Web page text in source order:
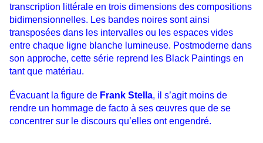
transcription littérale en trois dimensions des compositions
bidimensionnelles. Les bandes noires sont ainsi
transposées dans les intervalles ou les espaces vides
entre chaque ligne blanche lumineuse. Postmoderne dans
son approche, cette série reprend les Black Paintings en
tant que matériau.
Évacuant la figure de Frank Stella, il s’agit moins de
rendre un hommage de facto à ses œuvres que de se
concentrer sur le discours qu’elles ont engendré.